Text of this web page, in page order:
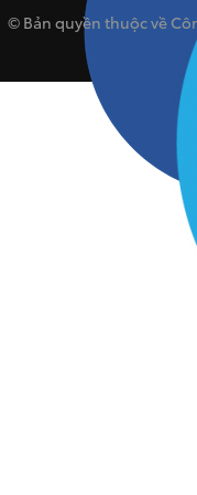
© Bản quyền thuộc về